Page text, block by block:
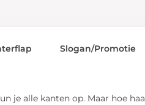
je alle kanten op. Maar hoe
Slogan/Promotie